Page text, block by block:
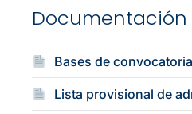
Documentación
Bases de
Lista provisional de